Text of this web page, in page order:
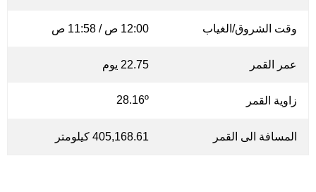
وقت الشروق/الغياب 12:00 ص / 11:58 ص
عمر القمر 22.75 يوم
زاوية القمر 28.16º
المسافة الى القمر 405,168.61 كيلومتر